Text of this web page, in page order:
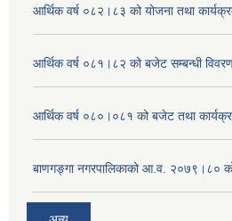
आर्थिक वर्ष ०८२।८३ को योजना तथा
आर्थिक वर्ष ०८१।८२ को बजेट सम्बन्धी
आर्थिक वर्ष ०८०।०८१ को बजेट तथा
बाणगङ्गा नगरपालिकाको आ.व. २०७९।८०